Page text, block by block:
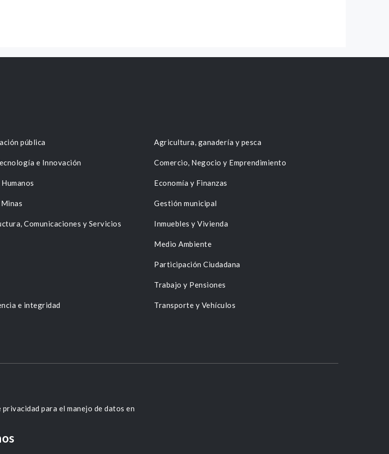
pública Agricultura, ganadería y pesca
e Innovación Comercio, Negocio y Emprendimiento
Economía y Finanzas
Gestión municipal
Comunicaciones y Servicios
Inmuebles y Vivienda
Medio Ambiente
Participación Ciudadana
Trabajo y Pensiones
e integridad Transporte y Vehículos
para el manejo de datos en